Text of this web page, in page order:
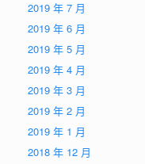
2019 年 7 月
2019 年 6 月
2019 年 5 月
2019 年 4 月
2019 年 3 月
2019 年 2 月
2019 年 1 月
2018 年 12 月